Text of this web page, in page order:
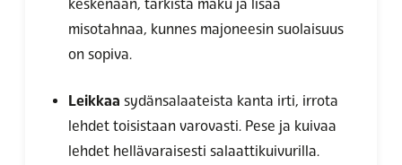
keskenään, tarkista maku ja lisää
misotahnaa, kunnes majoneesin suolaisuus
on sopiva.
Leikkaa sydänsalaateista kanta irti, irrota
lehdet toisistaan varovasti. Pese ja kuivaa
lehdet hellävaraisesti salaattikuivurilla.